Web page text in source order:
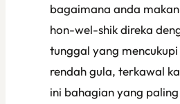
bagaimana anda
hon-wel-shik direka
tunggal yang
rendah gula, terkawal
ini bahagian yang